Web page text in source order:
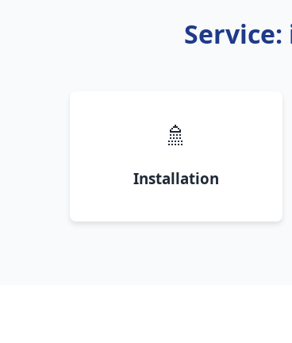
🚿
Installation